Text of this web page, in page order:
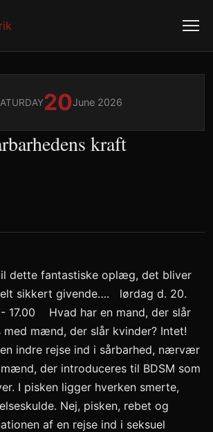
20June 2026
kraft
dette fantastiske oplæg, det bliver
sikkert givende…. lørdag d. 20.
17.00 Hvad har en mand, der slår
mænd, der slår kvinder? Intet!
indre rejse ind i sårbarhed, nærvær
der introduceres til BDSM som
I pisken ligger hverken smerte,
Nej, pisken, rebet og
af ​​en rejse ind i seksuel